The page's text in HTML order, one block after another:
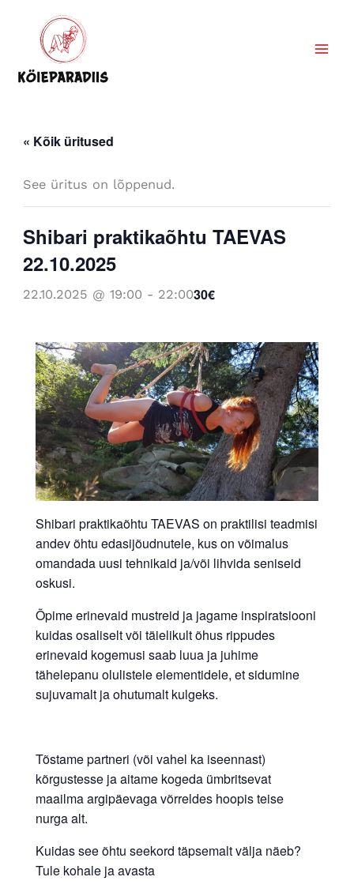
content
« Kõik üritused
See üritus on lõppenud.
Shibari praktikaõhtu TAEVAS
22.10.2025
22.10.2025 @ 19:00 - 22:0030€
Shibari praktikaõhtu TAEVAS on praktilisi teadmisi
andev õhtu edasijõudnutele, kus on võimalus
omandada uusi tehnikaid ja/või lihvida seniseid
oskusi.
Õpime erinevaid mustreid ja jagame inspiratsiooni
kuidas osaliselt või täielikult õhus rippudes
erinevaid kogemusi saab luua ja juhime
tähelepanu olulistele elementidele, et sidumine
sujuvamalt ja ohutumalt kulgeks.
Tõstame partneri (või vahel ka iseennast)
kõrgustesse ja aitame kogeda ümbritsevat
maailma argipäevaga võrreldes hoopis teise
nurga alt.
Kuidas see õhtu seekord täpsemalt välja näeb?
Tule kohale ja avasta